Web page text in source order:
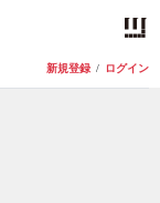
新規登録 / ログイン